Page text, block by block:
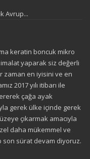
Avrup...
keratin boncuk mikro
imalat yaparak siz değerli
zaman en iyisini ve en
2017 yılı itibarı ile
çağa ayak
gerek ülke içinde gerek
çıkarmak amacıyla
daha mükemmel ve
son sürat devam diyoruz.